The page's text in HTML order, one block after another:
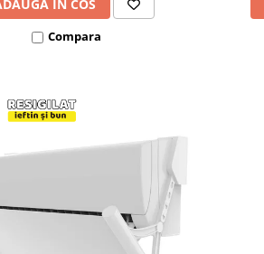
IN COS
Compara